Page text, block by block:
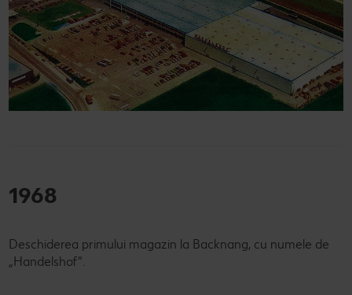
1968
Deschiderea primului magazin la Backnang, cu numele de
„Handelshof”.